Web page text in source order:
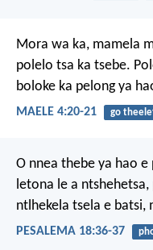
Mora wa ka, mamela
polelo tsa ka tsebe.
boloke ka pelong ya
MAELE 4:20-21 go
O nnea thebe ya hao e
letona le a ntshehetsa,
ntlhekela tsela e batsi,
PESALEMA 18:36-37